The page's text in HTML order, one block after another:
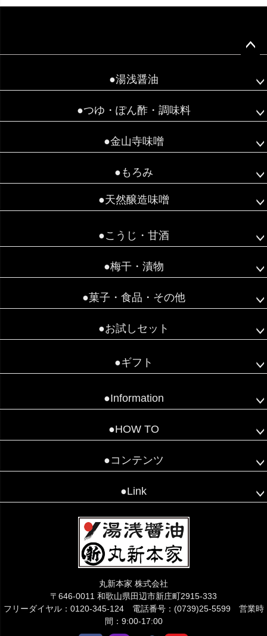
●湯浅醤油
●つゆ・ぽん酢・調味料
●金山寺味噌
●もろみ
●天然醸造味噌
●こうじ・甘酒
●梅干・漬物
●菓子・食品・その他
●お試しセット
●ギフト
●Information
●HOW TO
●コンテンツ
●Link
丸新本家 株式会社
〒646-0011 和歌山県田辺市新庄町2915-333
フリーダイヤル：0120-345-124 電話番号：(0739)25-5599 営業時
間：9:00-17:00